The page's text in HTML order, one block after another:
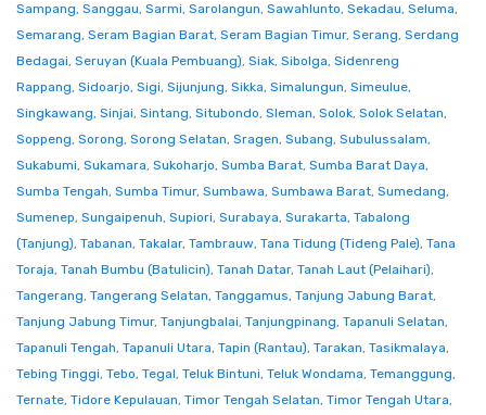
Sampang, Sanggau, Sarmi, Sarolangun, Sawahlunto, Sekadau, Seluma,
Semarang, Seram Bagian Barat, Seram Bagian Timur, Serang, Serdang
Bedagai, Seruyan (Kuala Pembuang), Siak, Sibolga, Sidenreng
Rappang, Sidoarjo, Sigi, Sijunjung, Sikka, Simalungun, Simeulue,
Singkawang, Sinjai, Sintang, Situbondo, Sleman, Solok, Solok Selatan,
Soppeng, Sorong, Sorong Selatan, Sragen, Subang, Subulussalam,
Sukabumi, Sukamara, Sukoharjo, Sumba Barat, Sumba Barat Daya,
Sumba Tengah, Sumba Timur, Sumbawa, Sumbawa Barat, Sumedang,
Sumenep, Sungaipenuh, Supiori, Surabaya, Surakarta, Tabalong
(Tanjung), Tabanan, Takalar, Tambrauw, Tana Tidung (Tideng Pale), Tana
Toraja, Tanah Bumbu (Batulicin), Tanah Datar, Tanah Laut (Pelaihari),
Tangerang, Tangerang Selatan, Tanggamus, Tanjung Jabung Barat,
Tanjung Jabung Timur, Tanjungbalai, Tanjungpinang, Tapanuli Selatan,
Tapanuli Tengah, Tapanuli Utara, Tapin (Rantau), Tarakan, Tasikmalaya,
Tebing Tinggi, Tebo, Tegal, Teluk Bintuni, Teluk Wondama, Temanggung,
Ternate, Tidore Kepulauan, Timor Tengah Selatan, Timor Tengah Utara,